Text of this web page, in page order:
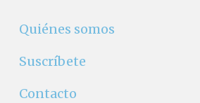
Quiénes somos
Suscríbete
Contacto